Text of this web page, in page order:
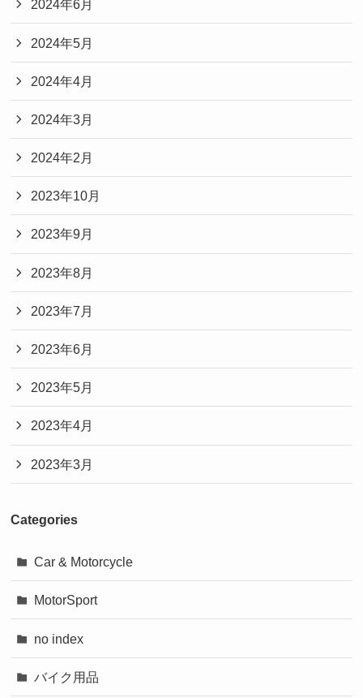
2024年6月
2024年5月
2024年4月
2024年3月
2024年2月
2023年10月
2023年9月
2023年8月
2023年7月
2023年6月
2023年5月
2023年4月
2023年3月
Categories
Car & Motorcycle
MotorSport
no index
バイク用品